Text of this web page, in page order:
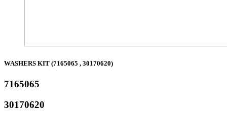
WASHERS KIT (7165065 , 30170620)
7165065
30170620